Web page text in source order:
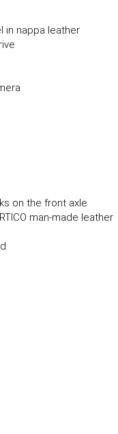
in nappa leather
on the front axle
man-made leather